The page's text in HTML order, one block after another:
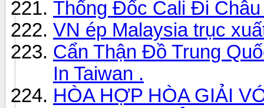
Thống Đốc Cali Đi
VN ép Malaysia trục
Cẩn Thận Đồ Trung
In Taiwan .
HÒA HỢP HÒA GIẢI